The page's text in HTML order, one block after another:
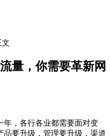
文
量，你需要革新网
年，各行各业都需要面对变
要升级，管理要升级，渠道